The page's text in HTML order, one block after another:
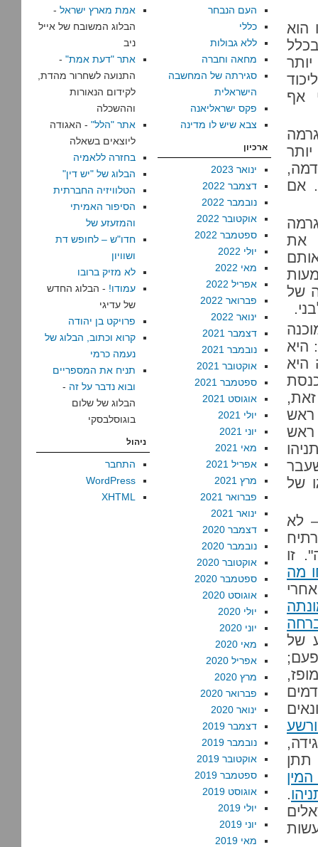
הוא
אף
אם
את
של
היא
היא
ראש
ראש
של
לא
זו
מה
של
תתן
.
העם הנבחר
כללי
ללא גבולות
מחאה וחברה
סגירתה של המחשבה
הישראלית
פקס ישראליאנה
צבא שיש לו מדינה
ארכיון
ינואר 2023
דצמבר 2022
נובמבר 2022
אוקטובר 2022
ספטמבר 2022
יולי 2022
מאי 2022
אפריל 2022
פברואר 2022
ינואר 2022
דצמבר 2021
נובמבר 2021
אוקטובר 2021
ספטמבר 2021
אוגוסט 2021
יולי 2021
יוני 2021
מאי 2021
אפריל 2021
מרץ 2021
פברואר 2021
ינואר 2021
דצמבר 2020
נובמבר 2020
אוקטובר 2020
ספטמבר 2020
אוגוסט 2020
יולי 2020
יוני 2020
מאי 2020
אפריל 2020
מרץ 2020
פברואר 2020
ינואר 2020
דצמבר 2019
נובמבר 2019
אוקטובר 2019
ספטמבר 2019
אוגוסט 2019
יולי 2019
יוני 2019
מאי 2019
אמת מארץ ישראל -
הבלוג המשובח של אייל
ניב
אתר "דעת אמת" -
התנועה לשחרור מהדת,
לקידום הנאורות
וההשכלה
אתר "הלל" - האגודה
ליוצאים בשאלה
בחזרה ללאמיה
הבלוג של "יש דין"
הטלוויזיה החברתית
הסיפור האמיתי
והמזעזע של
חדו"ש – לחופש דת
ושוויון
לא מזיק ברובו
עמודו! - הבלוג החדש
של עדיגי
פרויקט בן יהודה
קרוא וכתוב, הבלוג של
נעמה כרמי
תניח את המספריים
ובוא נדבר על זה -
הבלוג של שלום
בוגוסלבסקי
ניהול
התחבר
WordPress
XHTML